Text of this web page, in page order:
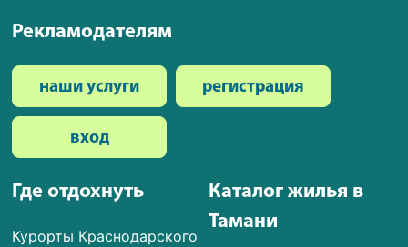
Где отдохнуть
Курорты Краснодарского
Каталог жилья в
Тамани
Рекламодателям
наши услуги регистрация
вход